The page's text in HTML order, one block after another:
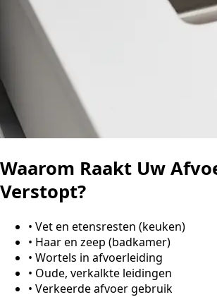
Waarom Raakt Uw
Verstopt?
• Vet en etensresten (keuken)
• Haar en zeep (badkamer)
• Wortels in afvoerleiding
• Oude, verkalkte leidingen
• Verkeerde afvoer gebruik